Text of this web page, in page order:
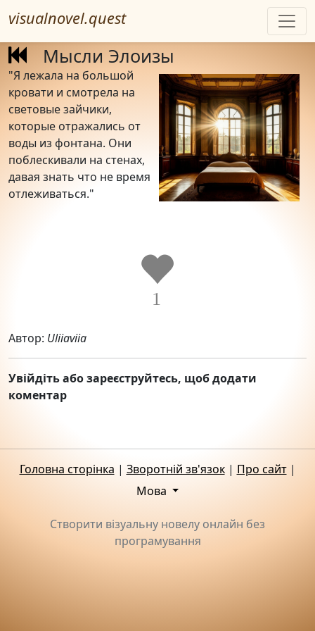
visualnovel.quest
Мысли Элоизы
"Я лежала на большой
кровати и смотрела на
световые зайчики,
которые отражались от
воды из фонтана. Они
поблескивали на стенах,
давая знать что не время
отлеживаться."
1
Автор: Uliiaviia
Увійдіть або зареєструйтесь, щоб додати
коментар
Головна сторінка | Зворотній зв'язок| Про сайт|
Мова
Створити візуальну новелу онлайн без
програмування